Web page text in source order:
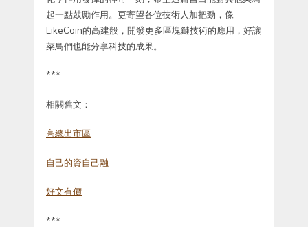
起一點鼓勵作用。更寄望各位技術人加把勁，像
LikeCoin的高建般，開發更多區塊鏈技術的應用，好讓
菜鳥們也能分享科技的成果。
***
相關舊文：
高總出市區
自己的資自己融
好文有價
***